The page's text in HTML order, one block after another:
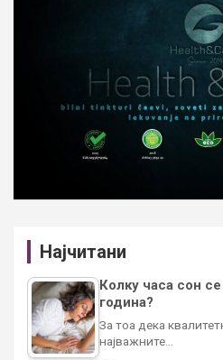
Најчитани
Колку часа сон
година?
За тоа дека
најважните…